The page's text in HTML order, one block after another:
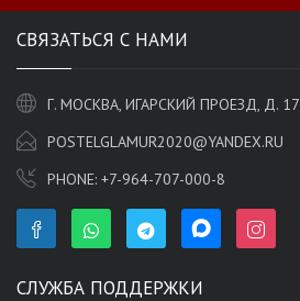
СВЯЗАТЬСЯ С НАМИ
Г. МОСКВА, ИГАРСКИЙ ПРОЕЗД, Д. 17
POSTELGLAMUR2020@YANDEX.RU
PHONE: +7-964-707-000-8
СЛУЖБА ПОДДЕРЖКИ